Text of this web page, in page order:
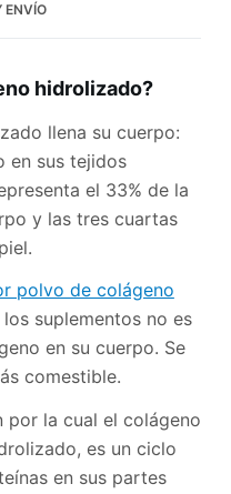
ENVÍO
hidrolizado?
llena su cuerpo:
en sus tejidos
el 33% de la
y las tres cuartas
polvo de colágeno
suplementos no es
en su cuerpo. Se
comestible.
por la cual el colágeno
es un ciclo
en sus partes